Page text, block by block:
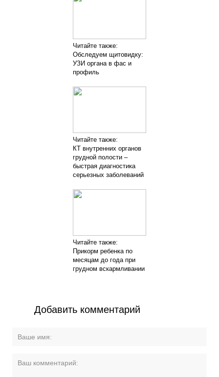
Читайте также:
Обследуем щитовидку:
УЗИ органа в фас и
профиль
Читайте также:
КТ внутренних органов
грудной полости –
быстрая диагностика
серьезных заболеваний
Читайте также:
Прикорм ребенка по
месяцам до года при
грудном вскармливании
Добавить комментарий